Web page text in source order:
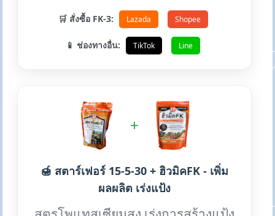
🛒 สั่งซื้อ FK-3: Lazada Shopee
📱 ช่องทางอื่น: TikTok Line
+
🍯 สตาร์เฟอร์ 15-5-30 + ฮิวมิคFK - เพิ่ม
ผลผลิต เร่งแป้ง